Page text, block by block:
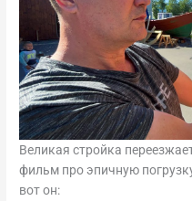
Великая стройка
фильм про эпичную
вот он: